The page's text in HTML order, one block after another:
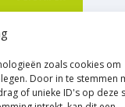
zoals cookies om
Door in te stemmen
of unieke ID's op deze